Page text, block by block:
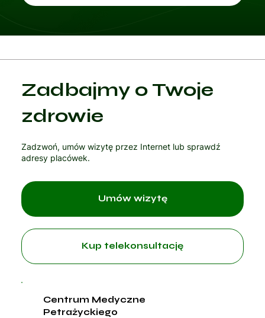
ew
Progame
d.
Zadbajmy o Twoje
zdrowie
Zadzwoń, umów wizytę przez Internet lub sprawdź
adresy placówek.
Kup telekonsultację
Centrum Medyczne
Petrażyckiego
Umów wizytę